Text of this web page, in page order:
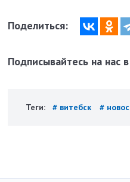
Поделиться:
Подписывайтесь на нас в
Теги: # витебск #